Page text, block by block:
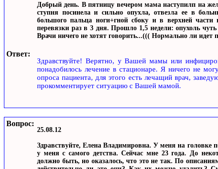
Добрый день. В пятницу вечером мама наступилп на
ступня посинела и сильно опухла, отвезла ее в
большого пальца ноги+гной сбоку и в верхней
перевязки раз в 3 дня. Прошло 1,5 недели: опухоль
Врачи ничего не хотят говорить...((( Нормально ли идет
Ответ:
Здравствуйте! Верятно, у Вашей мамы или
понадобилось лечение в стационаре. Я ничего не
опроса пациента, для этого есть лечащий врач,
прокомментирует ситуацию с Вашей мамой.
Вопрос:
25.08.12
Здравствуйте, Елена Владимировна. У меня на
у меня с самого детства. Сейчас мне 23 года. До
должно быть, но оказалось, что это не так. По